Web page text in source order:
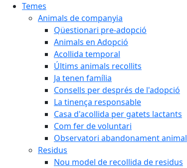
Temes
Animals de companyia
Qüestionari pre-adopció
Animals en Adopció
Acollida temporal
Últims animals recollits
Ja tenen família
Consells per després de l'adopció
La tinença responsable
Casa d'acollida per gatets lactants
Com fer de voluntari
Observatori abandonament animal
Residus
Nou model de recollida de residus